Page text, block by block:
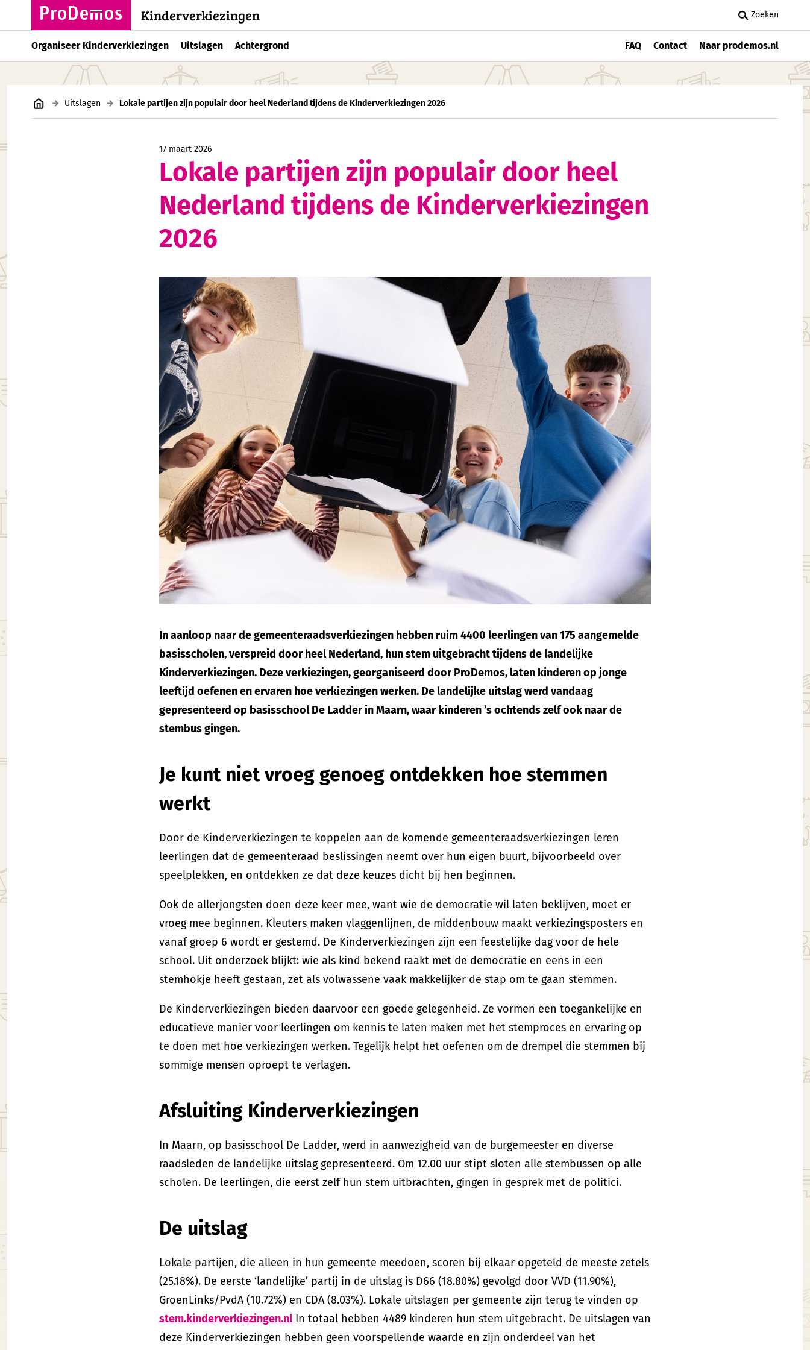
Kinderverkiezingen Zoeken
Organiseer Kinderverkiezingen Uitslagen Achtergrond FAQ Contact Naar prodemos.nl
Uitslagen Lokale partijen zijn populair door heel Nederland tijdens de Kinderverkiezingen 2026
17 maart 2026
Lokale partijen zijn populair door heel
Nederland tijdens de Kinderverkiezingen
2026
In aanloop naar de gemeenteraadsverkiezingen hebben ruim 4400 leerlingen van 175 aangemelde
basisscholen, verspreid door heel Nederland, hun stem uitgebracht tijdens de landelijke
Kinderverkiezingen. Deze verkiezingen, georganiseerd door ProDemos, laten kinderen op jonge
leeftijd oefenen en ervaren hoe verkiezingen werken. De landelijke uitslag werd vandaag
gepresenteerd op basisschool De Ladder in Maarn, waar kinderen ’s ochtends zelf ook naar de
stembus gingen.
Je kunt niet vroeg genoeg ontdekken hoe stemmen
werkt
Door de Kinderverkiezingen te koppelen aan de komende gemeenteraadsverkiezingen leren
leerlingen dat de gemeenteraad beslissingen neemt over hun eigen buurt, bijvoorbeeld over
speelplekken, en ontdekken ze dat deze keuzes dicht bij hen beginnen.
Ook de allerjongsten doen deze keer mee, want wie de democratie wil laten beklijven, moet er
vroeg mee beginnen. Kleuters maken vlaggenlijnen, de middenbouw maakt verkiezingsposters en
vanaf groep 6 wordt er gestemd. De Kinderverkiezingen zijn een feestelijke dag voor de hele
school. Uit onderzoek blijkt: wie als kind bekend raakt met de democratie en eens in een
stemhokje heeft gestaan, zet als volwassene vaak makkelijker de stap om te gaan stemmen.
De Kinderverkiezingen bieden daarvoor een goede gelegenheid. Ze vormen een toegankelijke en
educatieve manier voor leerlingen om kennis te laten maken met het stemproces en ervaring op
te doen met hoe verkiezingen werken. Tegelijk helpt het oefenen om de drempel die stemmen bij
sommige mensen oproept te verlagen.
Afsluiting Kinderverkiezingen
In Maarn, op basisschool De Ladder, werd in aanwezigheid van de burgemeester en diverse
raadsleden de landelijke uitslag gepresenteerd. Om 12.00 uur stipt sloten alle stembussen op alle
scholen. De leerlingen, die eerst zelf hun stem uitbrachten, gingen in gesprek met de politici.
De uitslag
Lokale partijen, die alleen in hun gemeente meedoen, scoren bij elkaar opgeteld de meeste zetels
(25.18%). De eerste ‘landelijke’ partij in de uitslag is D66 (18.80%) gevolgd door VVD (11.90%),
GroenLinks/PvdA (10.72%) en CDA (8.03%). Lokale uitslagen per gemeente zijn terug te vinden op
stem.kinderverkiezingen.nlIn totaal hebben 4489 kinderen hun stem uitgebracht. De uitslagen van
deze Kinderverkiezingen hebben geen voorspellende waarde en zijn onderdeel van het